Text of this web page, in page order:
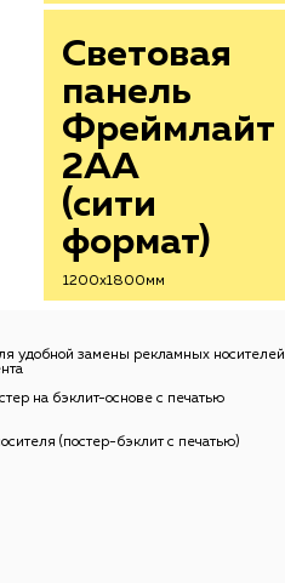
Световая
панель
Фреймлайт
2АА
(сити
формат)
1200х1800мм
удобной замены рекламных носителей
на бэклит-основе с печатью
(постер-бэклит с печатью)